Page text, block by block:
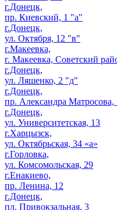
г.Донецк,
пр. Киевский, 1 "а"
г.Донецк,
ул. Октября, 12 "в"
г.Макеевка,
г. Макеевка, Советский
г.Донецк,
ул. Ляшенко, 2 "д"
г.Донецк,
пр. Александра Матросова,
г.Донецк,
ул. Университетская, 13
г.Харцызск,
ул. Октябрьская, 34 «а»
г.Горловка,
ул. Комсомольская, 29
г.Енакиево,
пр. Ленина, 12
г.Донецк,
пл. Привокзальная, 3